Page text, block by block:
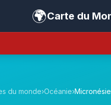
🌍Carte du
du monde›Océanie›Micronésie